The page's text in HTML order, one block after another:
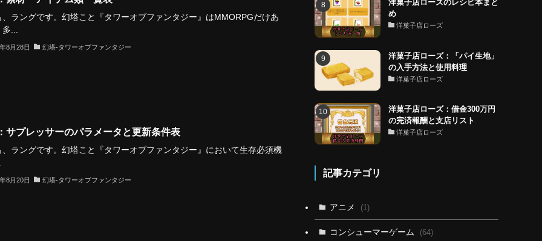
、ラングです。幻塔こと『タワーオブファンタジー』はMMORPGだけあ
...
8月28日 幻塔-タワーオブファンタジー
サプレッサーのパラメータと更新条件表
、ラングです。幻塔こと『タワーオブファンタジー』において生存必須機
8月20日 幻塔-タワーオブファンタジー
洋菓子店ローズのレシピ本まと
め
洋菓子店ローズ
洋菓子店ローズ：「パイ生地」
の入手方法と使用料理
洋菓子店ローズ
洋菓子店ローズ：借金300万円
の完済報酬と支店リスト
洋菓子店ローズ
記事カテゴリ
アニメ (1)
コンシューマーゲーム (64)